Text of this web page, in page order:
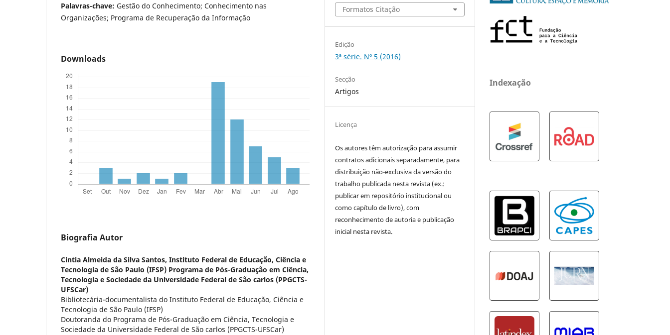
Palavras-chave: Gestão do Conhecimento; Conhecimento nas
Organizações; Programa de Recuperação da Informação
Downloads
Biografia Autor
Cintia Almeida da Silva Santos, Instituto Federal de Educação, Ciência e
Tecnologia de São Paulo (IFSP) Programa de Pós-Graduação em Ciência,
Tecnologia e Sociedade da Universidade Federal de São carlos (PPGCTS-
UFSCar)
Bibliotecária-documentalista do Instituto Federal de Educação, Ciência e
Tecnologia de São Paulo (IFSP)
Doutoranda do Programa de Pós-Graduação em Ciência, Tecnologia e
Sociedade da Universidade Federal de São carlos (PPGCTS-UFSCar)
Formatos Citação
Edição
3ª série. Nº 5 (2016)
Secção
Artigos
Licença
Os autores têm autorização para assumir
contratos adicionais separadamente, para
distribuição não-exclusiva da versão do
trabalho publicada nesta revista (ex.:
publicar em repositório institucional ou
como capítulo de livro), com
reconhecimento de autoria e publicação
inicial nesta revista.
Indexação